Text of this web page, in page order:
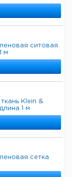
ситовая
м
Klein &
1 м
сетка